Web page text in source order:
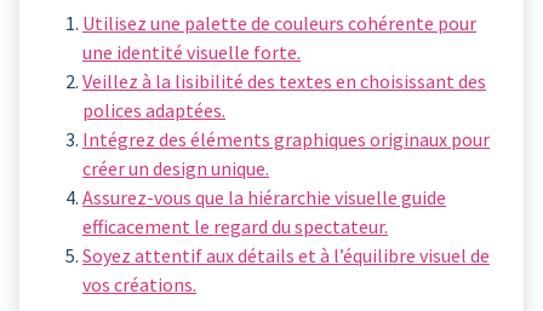
Utilisez une palette de couleurs cohérente pour
une identité visuelle forte.
Veillez à la lisibilité des textes en choisissant des
polices adaptées.
Intégrez des éléments graphiques originaux pour
créer un design unique.
Assurez-vous que la hiérarchie visuelle guide
efficacement le regard du spectateur.
Soyez attentif aux détails et à l’équilibre visuel de
vos créations.